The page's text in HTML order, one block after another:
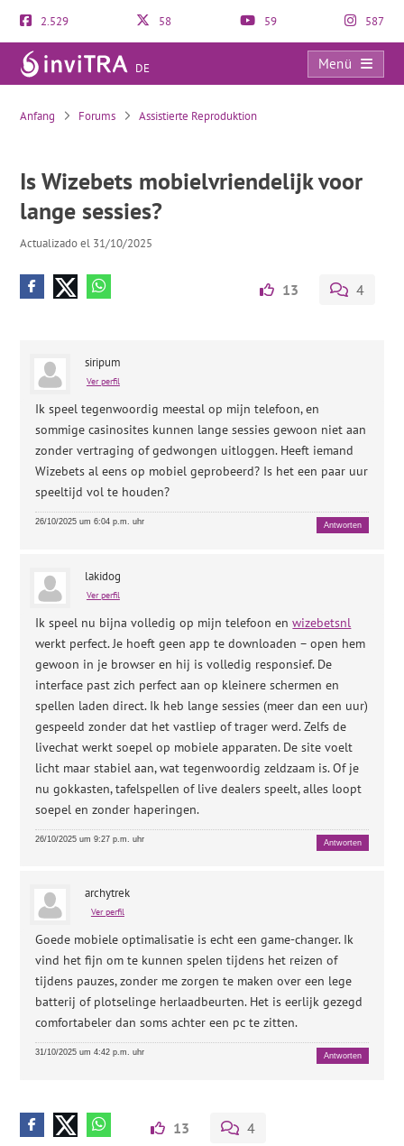
2.529 58 59 587
DE
Menü
Is Wizebets mobielvriendelijk voor lange sessies?
Anfang Forums Assistierte Reproduktion
Is Wizebets mobielvriendelijk voor
lange sessies?
Actualizado el 31/10/2025
13 4
siripum
Ver perfil
Ik speel tegenwoordig meestal op mijn telefoon, en
sommige casinosites kunnen lange sessies gewoon niet aan
zonder vertraging of gedwongen uitloggen. Heeft iemand
Wizebets al eens op mobiel geprobeerd? Is het een paar uur
speeltijd vol te houden?
26/10/2025 um 6:04 p.m. uhr Antworten
lakidog
Ver perfil
Ik speel nu bijna volledig op mijn telefoon enwizebetsnl
werkt perfect. Je hoeft geen app te downloaden – open hem
gewoon in je browser en hij is volledig responsief. De
interface past zich perfect aan op kleinere schermen en
spellen laden direct. Ik heb lange sessies (meer dan een uur)
gespeeld zonder dat het vastliep of trager werd. Zelfs de
livechat werkt soepel op mobiele apparaten. De site voelt
licht maar stabiel aan, wat tegenwoordig zeldzaam is. Of je
nu gokkasten, tafelspellen of live dealers speelt, alles loopt
soepel en zonder haperingen.
26/10/2025 um 9:27 p.m. uhr Antworten
archytrek
Ver perfil
Goede mobiele optimalisatie is echt een game-changer. Ik
vind het fijn om te kunnen spelen tijdens het reizen of
tijdens pauzes, zonder me zorgen te maken over een lege
batterij of plotselinge herlaadbeurten. Het is eerlijk gezegd
comfortabeler dan soms achter een pc te zitten.
31/10/2025 um 4:42 p.m. uhr Antworten
13 4